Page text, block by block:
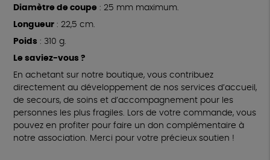
Diamètre de coupe: 25 mm maximum.
Longueur: 22,5 cm.
Poids : 310 g.
Le saviez-vous ?
En achetant sur notre boutique, vous contribuez
directement au développement de nos services d’accueil,
de secours, de soins et d’accompagnement pour les
personnes les plus fragiles. Lors de votre commande, vous
pouvez en profiter pour faire un don complémentaire à
notre association. Merci pour votre précieux soutien !